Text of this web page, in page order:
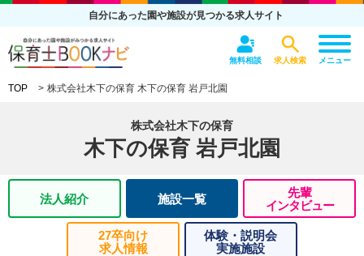
自分にあった園や施設が見つかる求人サイト
無料相談 求人検索 メニュー
TOP 株式会社木下の保育 木下の保育 岩戸北園
株式会社木下の保育
木下の保育 岩戸北園
法人紹介 施設一覧
先輩
インタビュー
27卒向け
求人情報
体験・説明会
実施施設